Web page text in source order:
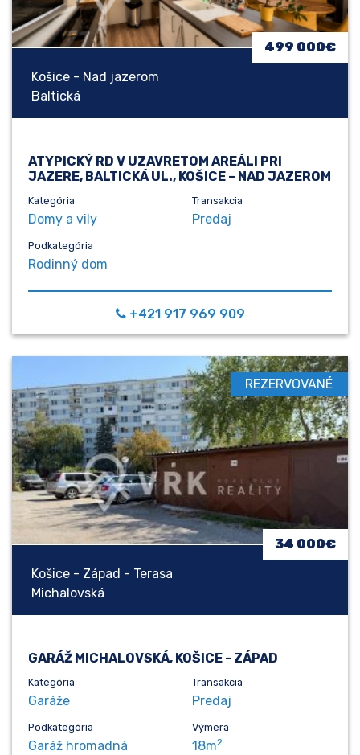
Košice - Nad jazerom
Baltická
499 000€
ATYPICKÝ RD V UZAVRETOM AREÁLI PRI
JAZERE, BALTICKÁ UL., KOŠICE – NAD JAZEROM
Kategória
Domy a vily
Transakcia
Predaj
Podkategória
Rodinný dom
+421 917 969 909
REZERVOVANÉ
Košice - Západ - Terasa
Michalovská
34 000€
GARÁŽ MICHALOVSKÁ, KOŠICE - ZÁPAD
Kategória
Garáže
Transakcia
Predaj
Podkategória
Garáž hromadná
Výmera
18m2